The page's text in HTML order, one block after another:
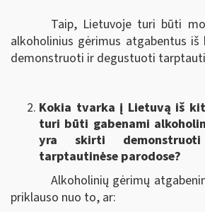
Taip, Lietuvoje turi būti
alkoholinius gėrimus atgabentus
demonstruoti ir degustuoti
Kokia tvarka į Lietuvą iš
turi būti gabenami
yra skirti
tarptautinėse parodose?
Alkoholinių gėrimų
priklauso nuo to, ar: